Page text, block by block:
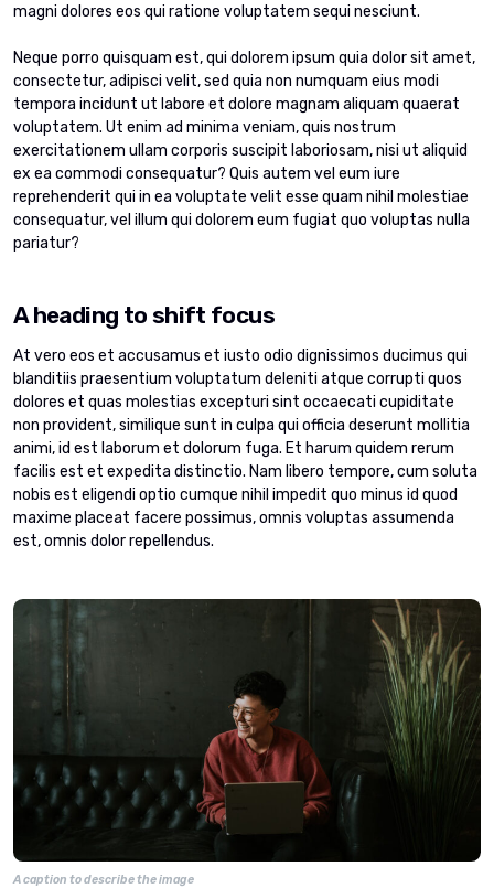
magni dolores eos qui ratione voluptatem sequi nesciunt.
Neque porro quisquam est, qui dolorem ipsum quia dolor sit amet,
consectetur, adipisci velit, sed quia non numquam eius modi
tempora incidunt ut labore et dolore magnam aliquam quaerat
voluptatem. Ut enim ad minima veniam, quis nostrum
exercitationem ullam corporis suscipit laboriosam, nisi ut aliquid
ex ea commodi consequatur? Quis autem vel eum iure
reprehenderit qui in ea voluptate velit esse quam nihil molestiae
consequatur, vel illum qui dolorem eum fugiat quo voluptas nulla
pariatur?
A heading to shift focus
At vero eos et accusamus et iusto odio dignissimos ducimus qui
blanditiis praesentium voluptatum deleniti atque corrupti quos
dolores et quas molestias excepturi sint occaecati cupiditate
non provident, similique sunt in culpa qui officia deserunt mollitia
animi, id est laborum et dolorum fuga. Et harum quidem rerum
facilis est et expedita distinctio. Nam libero tempore, cum soluta
nobis est eligendi optio cumque nihil impedit quo minus id quod
maxime placeat facere possimus, omnis voluptas assumenda
est, omnis dolor repellendus.
A caption to describe the image